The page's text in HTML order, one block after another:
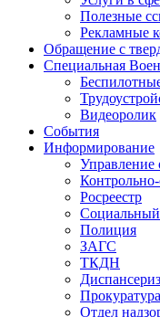
Полезные
Рекламные
Обращение с
Специальная
Видеоролик
События
Информирование
Управление
Росреестр
Полиция
ЗАГС
ТКДН
Отдел